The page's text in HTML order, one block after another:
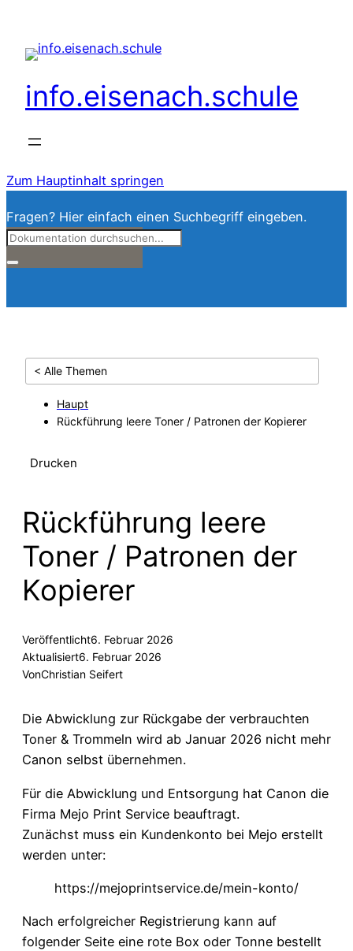
info.eisenach.schule
Zum Hauptinhalt springen
Fragen? Hier einfach einen Suchbegriff eingeben.
< Alle Themen
Haupt
Rückführung leere Toner / Patronen der Kopierer
Drucken
Rückführung leere
Toner / Patronen der
Kopierer
Veröffentlicht6. Februar 2026
Aktualisiert6. Februar 2026
VonChristian Seifert
Die Abwicklung zur Rückgabe der verbrauchten
Toner & Trommeln wird ab Januar 2026 nicht mehr
Canon selbst übernehmen.
Für die Abwicklung und Entsorgung hat Canon die
Firma Mejo Print Service beauftragt.
Zunächst muss ein Kundenkonto bei Mejo erstellt
werden unter:
https://mejoprintservice.de/mein-konto/
Nach erfolgreicher Registrierung kann auf
folgender Seite eine rote Box oder Tonne bestellt